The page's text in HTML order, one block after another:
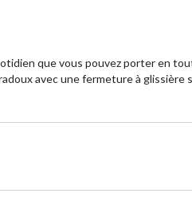
que vous pouvez porter en
avec une fermeture à